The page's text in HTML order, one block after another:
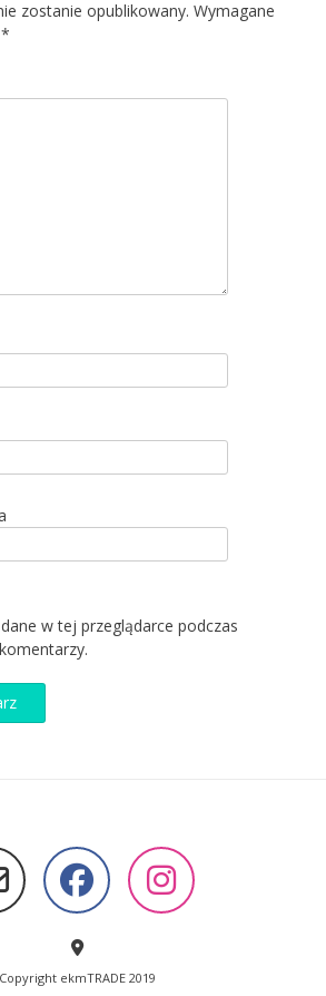
zostanie opublikowany. Wymagane
*
w tej przeglądarce podczas
Copyright ekmTRADE 2019